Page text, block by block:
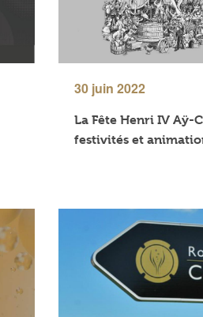
30 juin 2022
La Fête Henri IV Aÿ-
festivités et